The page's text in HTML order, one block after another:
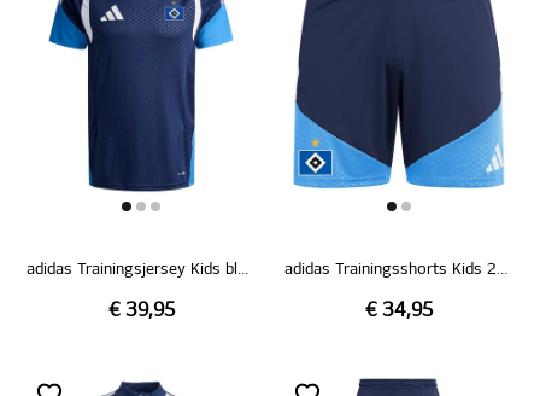
adidas Trainingsjersey Kids blau 26/27
€ 39,95
adidas Trainingsshorts Kids 26/27
€ 34,95